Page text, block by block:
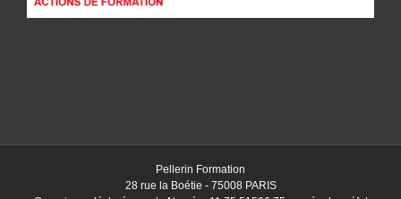
Pellerin Formation
28 rue la Boétie - 75008 PARIS